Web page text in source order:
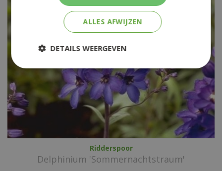
Ridderspoor
Delphinium 'Sommernachtstraum'
ALLES AFWIJZEN
DETAILS WEERGEVEN